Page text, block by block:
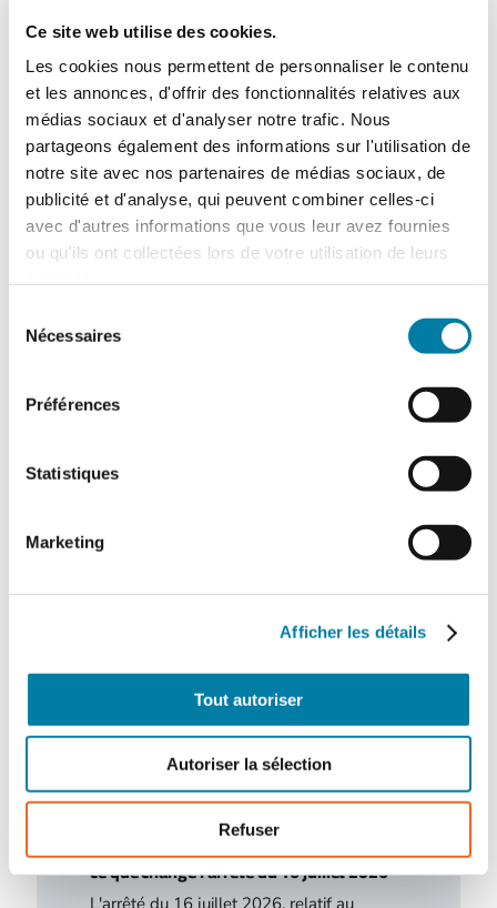
Ce site web utilise des cookies.
Les cookies nous permettent de personnaliser le contenu
et les annonces, d'offrir des fonctionnalités relatives aux
médias sociaux et d'analyser notre trafic. Nous
partageons également des informations sur l'utilisation de
notre site avec nos partenaires de médias sociaux, de
publicité et d'analyse, qui peuvent combiner celles-ci
avec d'autres informations que vous leur avez fournies
ou qu'ils ont collectées lors de votre utilisation de leurs
Nécessaires
Préférences
Statistiques
Marketing
Afficher les détails
Tout autoriser
Autoriser la sélection
Refuser
enseignements de l’année 2025
Le Barpi a publié son inventaire des
incidents et accidents technologiques
survenus en 2025 au sein des installations
classées…
Le centre hospitalier de l’Estran a organisé,
Traitement des déchets liquides en ICPE :
ce que change l’arrêté du 16 juillet 2026
L'arrêté du 16 juillet 2026, relatif au